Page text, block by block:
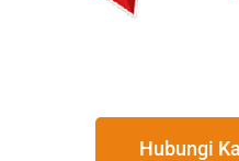
Hubungi